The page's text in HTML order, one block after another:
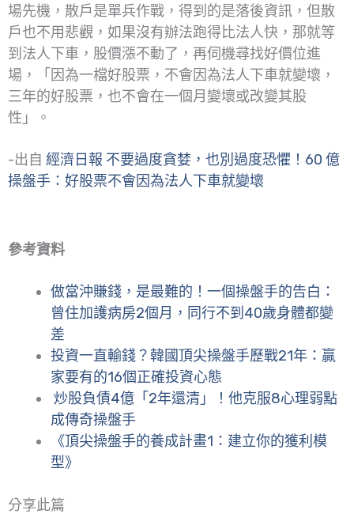
場先機，散戶是單兵作戰，得到的是落後資訊，但散
戶也不用悲觀，如果沒有辦法跑得比法人快，那就等
到法人下車，股價漲不動了，再伺機尋找好價位進
場，「因為一檔好股票，不會因為法人下車就變壞，
三年的好股票，也不會在一個月變壞或改變其股
性」。
-出自 經濟日報 不要過度貪婪，也別過度恐懼！60 億
操盤手：好股票不會因為法人下車就變壞
參考資料
做當沖賺錢，是最難的！一個操盤手的告白：
曾住加護病房2個月，同行不到40歲身體都變
差
投資一直輸錢？韓國頂尖操盤手歷戰21年：贏
家要有的16個正確投資心態
炒股負債4億「2年還清」！他克服8心理弱點
成傳奇操盤手
《頂尖操盤手的養成計畫1：建立你的獲利模
型》
分享此篇